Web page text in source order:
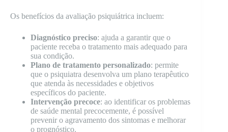
Os benefícios da avaliação psiquiátrica incluem:
Diagnóstico preciso: ajuda a garantir que o
paciente receba o tratamento mais adequado para
sua condição.
Plano de tratamento personalizado: permite
que o psiquiatra desenvolva um plano terapêutico
que atenda às necessidades e objetivos
específicos do paciente.
Intervenção precoce: ao identificar os problemas
de saúde mental precocemente, é possível
prevenir o agravamento dos sintomas e melhorar
o prognóstico.